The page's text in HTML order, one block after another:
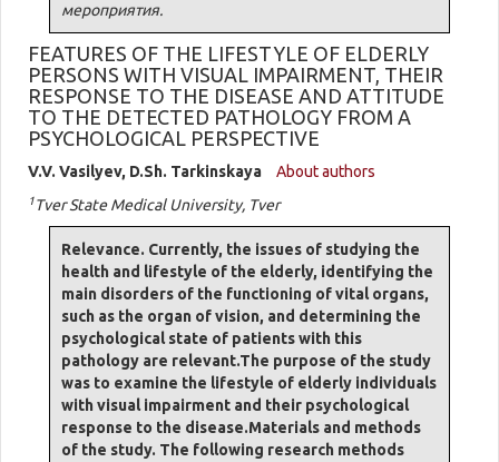
мероприятия.
FEATURES OF THE LIFESTYLE OF ELDERLY
PERSONS WITH VISUAL IMPAIRMENT, THEIR
RESPONSE TO THE DISEASE AND ATTITUDE
TO THE DETECTED PATHOLOGY FROM A
PSYCHOLOGICAL PERSPECTIVE
V.V. Vasilyev, D.Sh. Tarkinskaya About authors
1Tver State Medical University, Tver
Relevance. Currently, the issues of studying the
health and lifestyle of the elderly, identifying the
main disorders of the functioning of vital organs,
such as the organ of vision, and determining the
psychological state of patients with this
pathology are relevant.The purpose of the study
was to examine the lifestyle of elderly individuals
with visual impairment and their psychological
response to the disease.Materials and methods
of the study. The following research methods